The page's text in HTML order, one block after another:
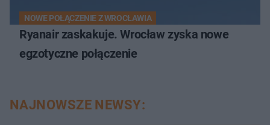
NOWE POŁĄCZENIE Z WROCŁAWIA
Ryanair zaskakuje. Wrocław zyska nowe
egzotyczne połączenie
NAJNOWSZE NEWSY: